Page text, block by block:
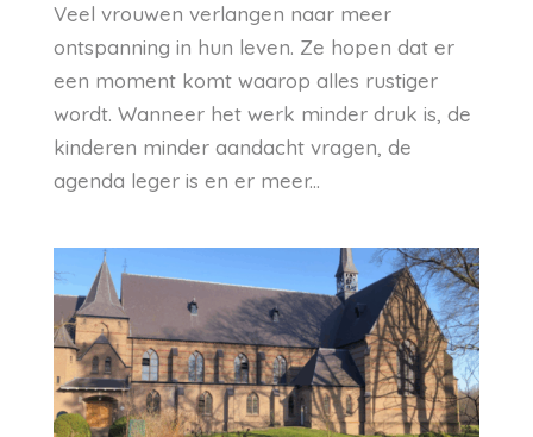
Veel vrouwen verlangen naar meer
ontspanning in hun leven. Ze hopen dat er
een moment komt waarop alles rustiger
wordt. Wanneer het werk minder druk is, de
kinderen minder aandacht vragen, de
agenda leger is en er meer...